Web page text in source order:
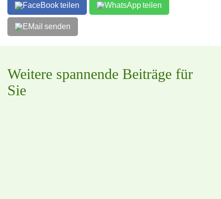
teilen teilen
senden
Weitere spannende Beiträge für
Sie